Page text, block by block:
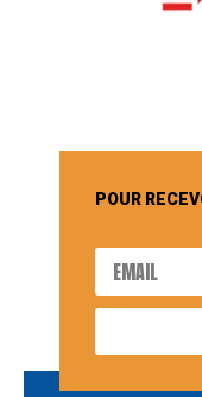
POUR